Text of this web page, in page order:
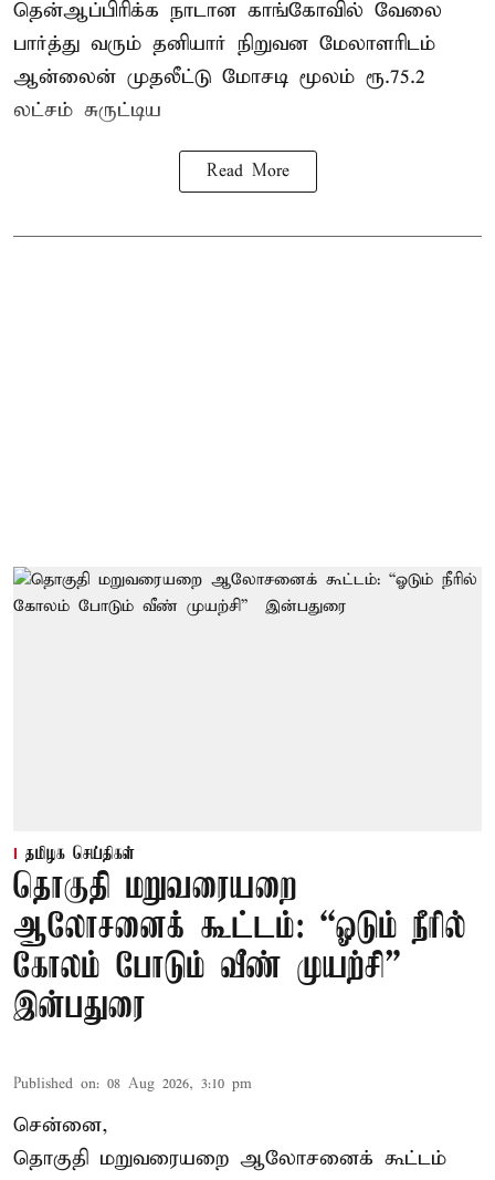
தென்ஆப்பிரிக்க நாடான காங்கோவில் வேலை
பார்த்து வரும் தனியார் நிறுவன மேலாளரிடம்
ஆன்லைன் முதலீட்டு மோசடி மூலம் ரூ.75.2
லட்சம் சுருட்டிய
Read More
தமிழக செய்திகள்
தொகுதி மறுவரையறை
ஆலோசனைக் கூட்டம்: “ஓடும் நீரில்
கோலம் போடும் வீண் முயற்சி” –
இன்பதுரை
Published on: 08 Aug 2026, 3:10 pm
சென்னை,
தொகுதி மறுவரையறை ஆலோசனைக் கூட்டம்